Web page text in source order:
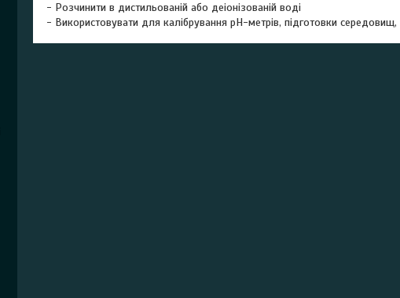
- Розчинити в дистильованій або деіонізованій воді
- Використовувати для калібрування pH-метрів, підготовки середовищ,